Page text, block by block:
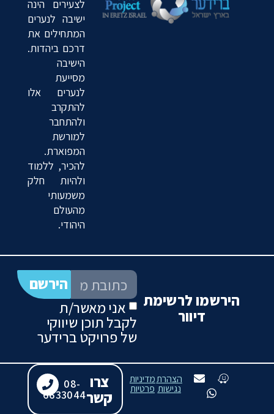
הירשמו לרשימת
דיוור
אני מאשר/ת
לקבל תוכן שיווקי
של פרויקט ברידער
הירשם
הצהרת
נגישות
מדיניות
פרטיות
צרו
קשר
08-
6633044
לצעירים הינה
ישיבה לנערים
המתחילים את
דרכם ביהדות.
הישיבה
מסייעת
לנערים אלו
להתקרב
ולהתחבר
למורשת
המפוארת.
להכיר, ללמוד
ולהיות חלק
משמעותי
מהעולם
היהודי.